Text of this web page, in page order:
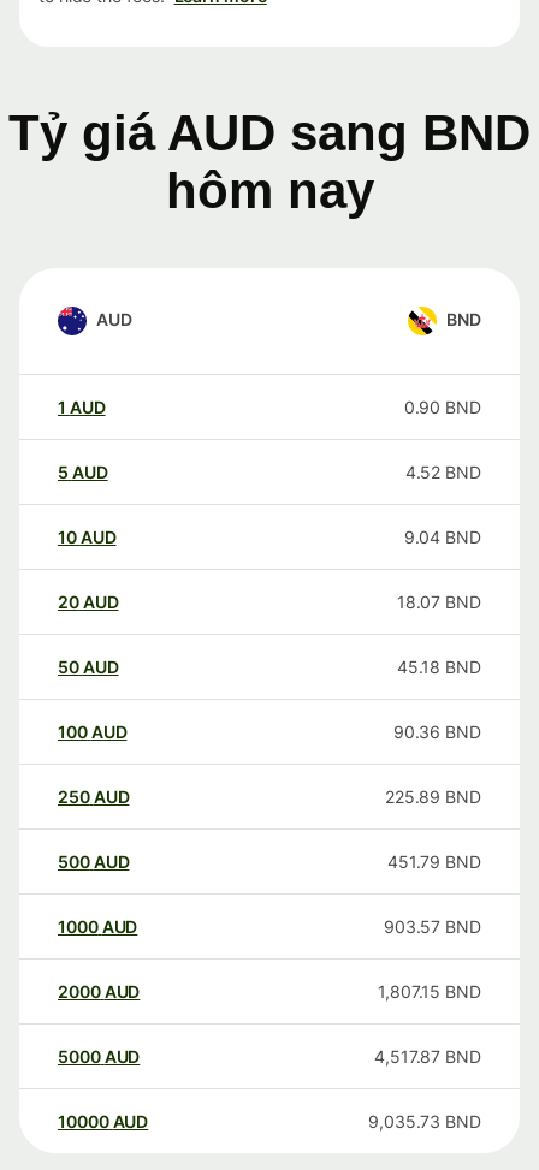
Tỷ giá AUD sang BND
hôm nay
AUD BND
1 AUD 0.90 BND
5 AUD 4.52 BND
10AUD 9.04 BND
20AUD 18.07 BND
50AUD 45.18 BND
100AUD 90.36 BND
250AUD 225.89 BND
500AUD 451.79 BND
1000AUD 903.57 BND
2000AUD 1,807.15 BND
5000AUD 4,517.87 BND
10000 AUD 9,035.73 BND